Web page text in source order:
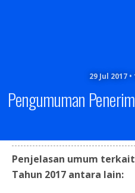
29 Jul 2017
Pengumuman
Penjelasan umum terkait
Tahun 2017 antara lain: